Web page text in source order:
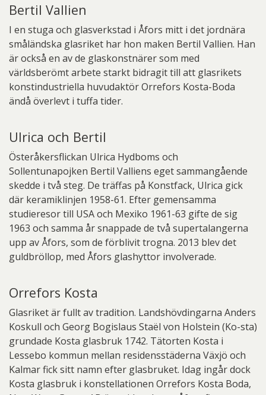
Bertil Vallien
I en stuga och glasverkstad i Åfors mitt i det jordnära
småländska glasriket har hon maken Bertil Vallien. Han
är också en av de glaskonstnärer som med
världsberömt arbete starkt bidragit till att glasrikets
konstindustriella huvudaktör Orrefors Kosta-Boda
ändå överlevt i tuffa tider.
Ulrica och Bertil
Österåkersflickan Ulrica Hydboms och
Sollentunapojken Bertil Valliens eget sammangående
skedde i två steg. De träffas på Konstfack, Ulrica gick
där keramiklinjen 1958-61. Efter gemensamma
studieresor till USA och Mexiko 1961-63 gifte de sig
1963 och samma år snappade de två supertalangerna
upp av Åfors, som de förblivit trogna. 2013 blev det
guldbröllop, med Åfors glashyttor involverade.
Orrefors Kosta
Glasriket är fullt av tradition. Landshövdingarna Anders
Koskull och Georg Bogislaus Staël von Holstein (Ko-sta)
grundade Kosta glasbruk 1742. Tätorten Kosta i
Lessebo kommun mellan residensstäderna Växjö och
Kalmar fick sitt namn efter glasbruket. Idag ingår dock
Kosta glasbruk i konstellationen Orrefors Kosta Boda,